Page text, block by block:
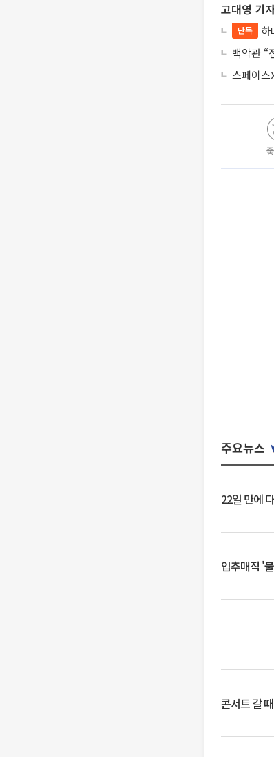
고대영 기
단독
하
백악관 “
스페이
주요뉴스
22일 만에
입추매직 '
콘서트 갈